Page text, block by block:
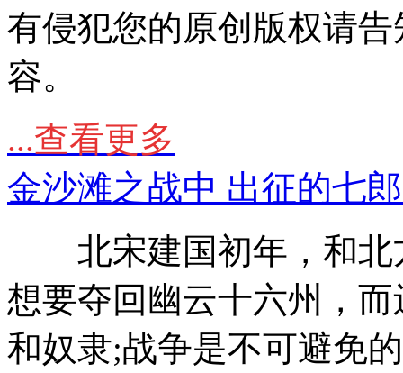
有侵犯您的原创版权请
容。
...查看更多
金沙滩之战中 出征的七
北宋建国初年，和北
想要夺回幽云十六州，
和奴隶;战争是不可避免